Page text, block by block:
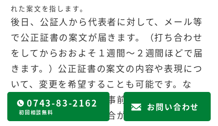
れた案文を指します。
後日、公証人から代表者に対して、メール等
で公正証書の案文が届きます。（打ち合わせ
をしてからおおよそ１週間～２週間ほどで届
きます。）公正証書の案文の内容や表現につ
いて、変更を希望することも可能です。な
お、公正証書の案文は事前に提出した案文の
記載や表現が異なる場合がほとんどです。そ
0743-83-2162
初回相談無料 お問い合わせ